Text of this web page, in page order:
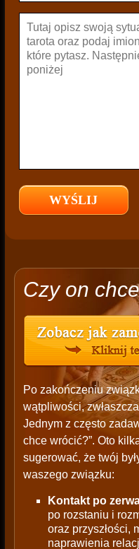
Czy on
Po zakończeniu
wątpliwości,
Jednym z często
chce wrócić?”. Oto
sugerować, że twój
waszego związku:
Kontakt po
po rozstaniu i
oraz przyszłości,
naprawienia